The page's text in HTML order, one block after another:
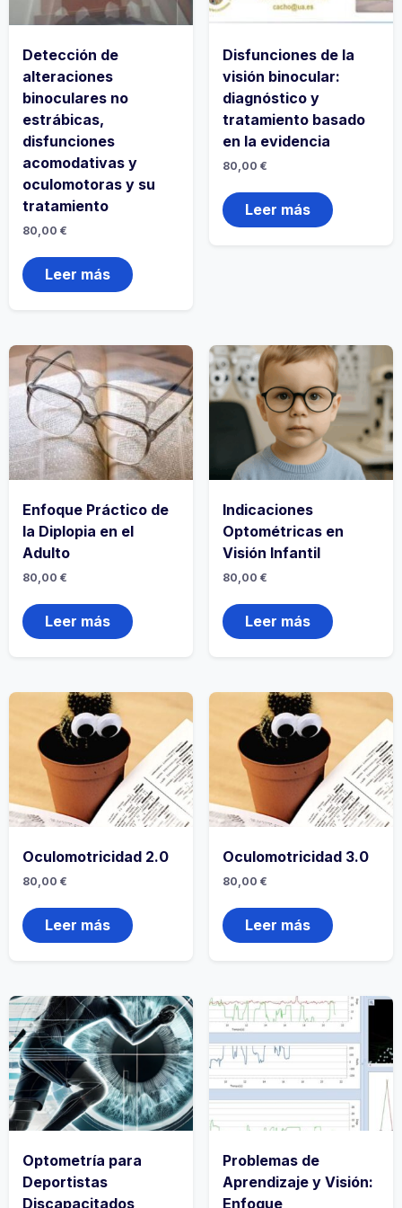
Detección de
alteraciones
binoculares no
estrábicas,
disfunciones
acomodativas y
oculomotoras y su
tratamiento
80,00 €
Leer más
Disfunciones de la
visión binocular:
diagnóstico y
tratamiento basado
en la evidencia
80,00 €
Leer más
Enfoque Práctico de
la Diplopia en el
Adulto
80,00 €
Leer más
Indicaciones
Optométricas en
Visión Infantil
80,00 €
Leer más
Oculomotricidad 2.0
80,00 €
Leer más
Oculomotricidad 3.0
80,00 €
Leer más
Optometría para
Deportistas
Discapacitados
Problemas de
Aprendizaje y Visión:
Enfoque